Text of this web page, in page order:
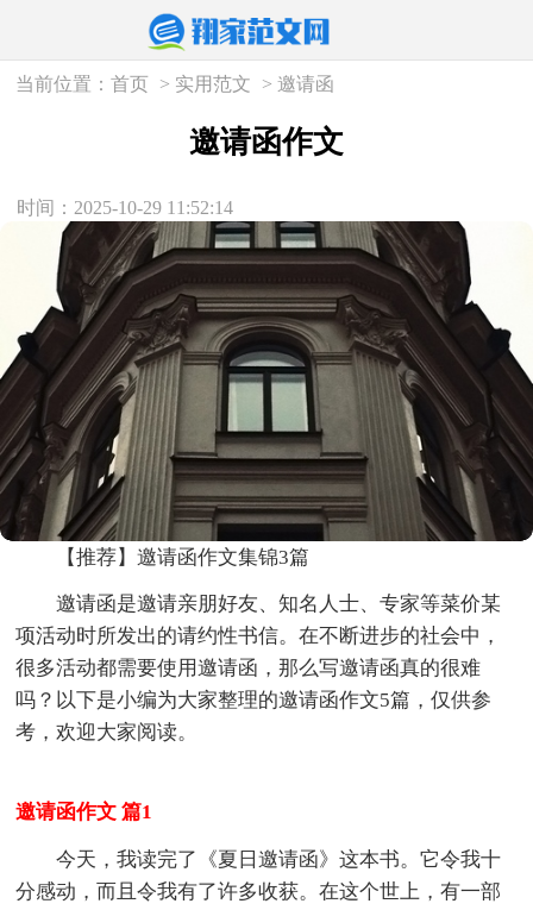
当前位置：首页 > 实用范文 >邀请函
邀请函作文
时间：2025-10-29 11:52:14
【推荐】邀请函作文集锦3篇
邀请函是邀请亲朋好友、知名人士、专家等菜价某
项活动时所发出的请约性书信。在不断进步的社会中，
很多活动都需要使用邀请函，那么写邀请函真的很难
吗？以下是小编为大家整理的邀请函作文5篇，仅供参
考，欢迎大家阅读。
邀请函作文 篇1
今天，我读完了《夏日邀请函》这本书。它令我十
分感动，而且令我有了许多收获。在这个世上，有一部